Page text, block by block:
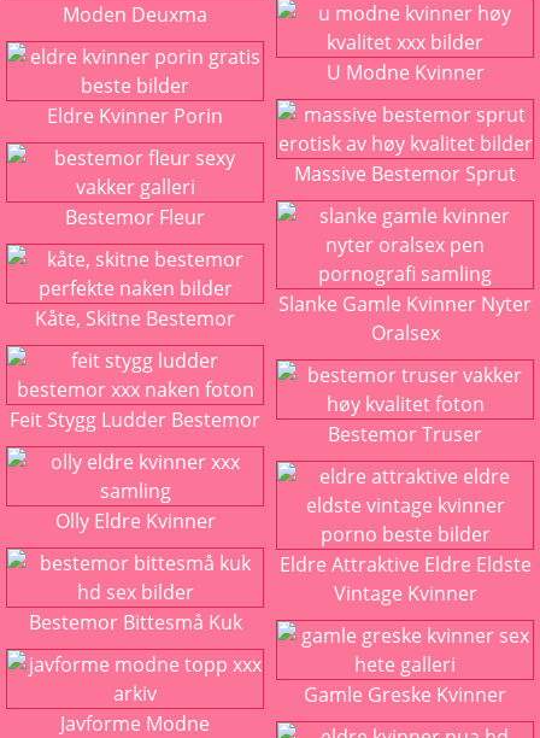
Moden Deuxma
Eldre Kvinner Porin
Bestemor Fleur
Kåte, Skitne Bestemor
Feit Stygg Ludder Bestemor
Olly Eldre Kvinner
Bestemor Bittesmå Kuk
Javforme Modne
U Modne Kvinner
Massive Bestemor Sprut
Slanke Gamle Kvinner Nyter
Oralsex
Bestemor Truser
Eldre Attraktive Eldre Eldste
Vintage Kvinner
Gamle Greske Kvinner